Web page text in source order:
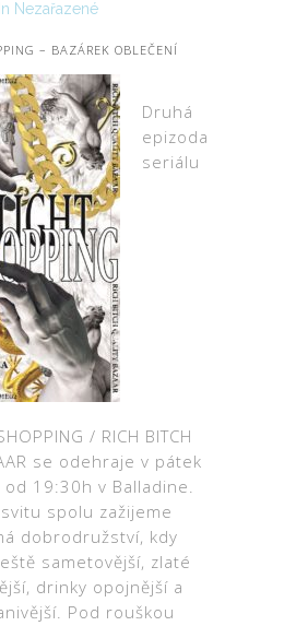
In Nezařazené
– BAZÁREK OBLEČENÍ
Druhá
epizoda
seriálu
/ RICH BITCH
se odehraje v pátek
19:30h v Balladine.
spolu zažijeme
dobrodružství, kdy
sametovější, zlaté
drinky opojnější a
Pod rouškou